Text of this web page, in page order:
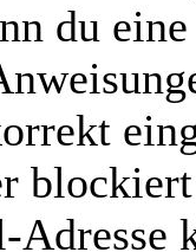
du
Adresse